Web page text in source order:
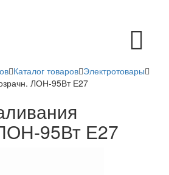
Toggle
navigation
Каталог товаров Электротовары
ЛОН-95Вт Е27
95Вт Е27